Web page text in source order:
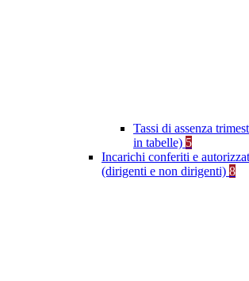
Tassi di assenza
in tabelle) 5
Incarichi conferiti e
(dirigenti e non dirigenti) 8